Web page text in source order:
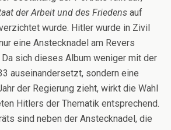
der Arbeit und des Friedens auf
wurde. Hitler wurde in Zivil
eine Anstecknadel am Revers
sich dieses Album weniger mit der
auseinandersetzt, sondern eine
der Regierung zieht, wirkt die Wahl
Hitlers der Thematik entsprechend.
sind neben der Anstecknadel, die